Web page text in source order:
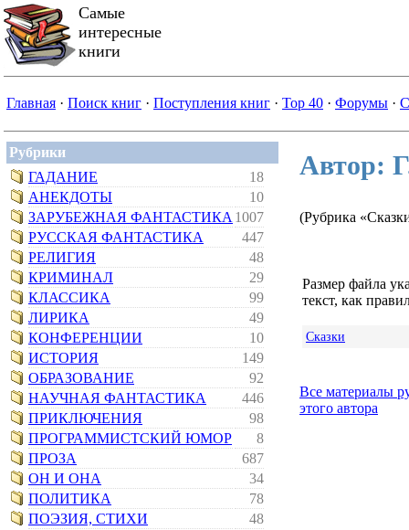
Самые
интересные
книги
Главная · Поиск книг · Поступления книг · Top 40 · Форумы ·
Рубрики
ГАДАНИЕ
18
АНЕКДОТЫ
10
ЗАРУБЕЖНАЯ ФАНТАСТИКА 1007
РУССКАЯ ФАНТАСТИКА
447
РЕЛИГИЯ
48
КРИМИНАЛ
29
КЛАССИКА
99
ЛИРИКА
49
КОНФЕРЕНЦИИ
10
ИСТОРИЯ
149
ОБРАЗОВАНИЕ
92
НАУЧНАЯ ФАНТАСТИКА
446
ПРИКЛЮЧЕНИЯ
98
ПРОГРАММИСТСКИЙ ЮМОР
8
ПРОЗА
687
ОН И ОНА
34
ПОЛИТИКА
78
ПОЭЗИЯ, СТИХИ
48
Автор:
(Рубрика
Размер файла
текст, как
Сказки
Все материалы
этого автора